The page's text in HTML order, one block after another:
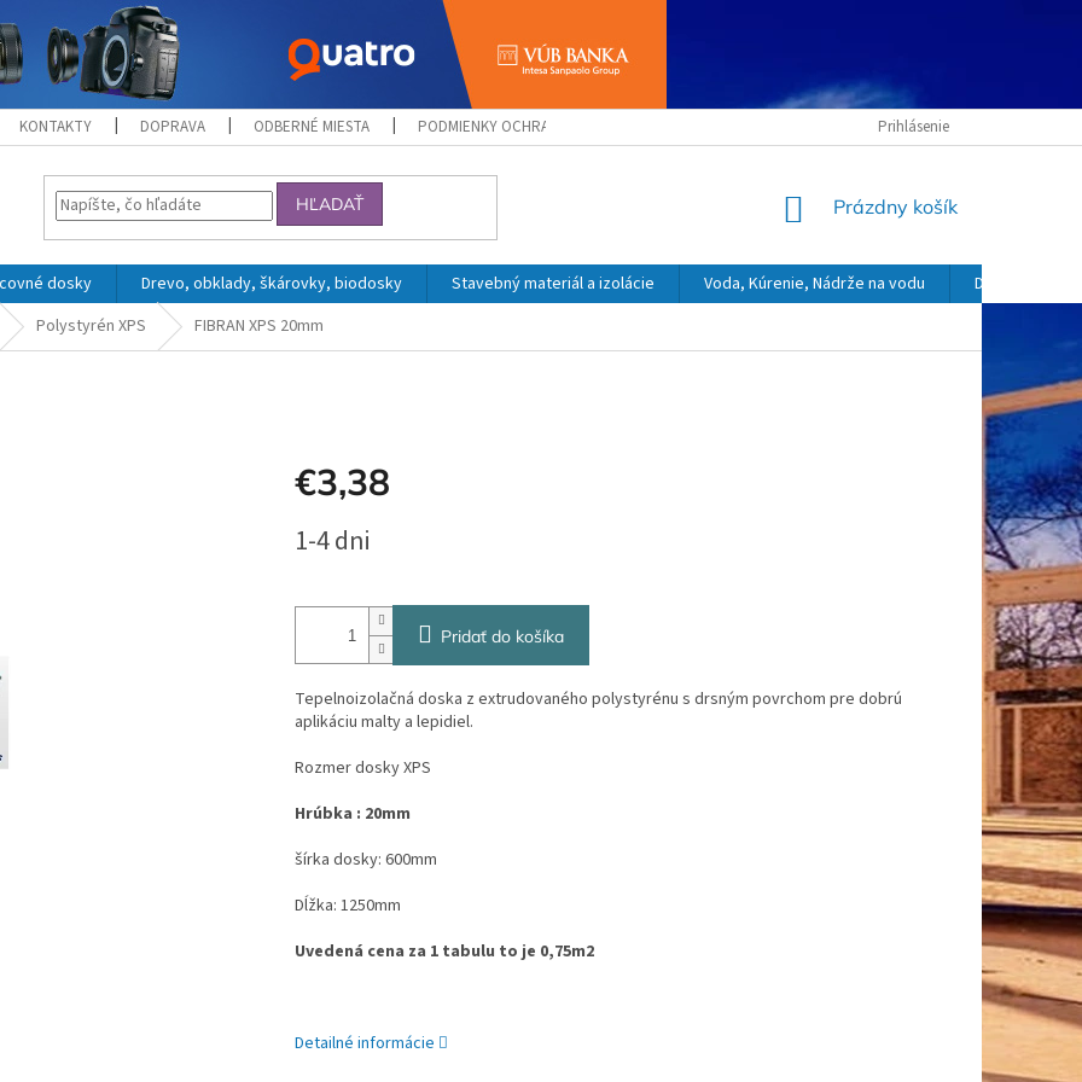
KONTAKTY DOPRAVA ODBERNÉ MIESTA PODMIENKY OCHRANY OSOBNÝCH ÚDAJOV OBCHODNÉ PODMIENKYPrihlásenie
HĽADAŤ
NÁKUPNÝ
Prázdny košík
dosky Drevo, obklady, škárovky, biodosky Stavebný materiál a izolácie Voda, Kúrenie, Nádrže na vodu
Dekoračný a
Polystyrén XPS FIBRAN XPS 20mm
€3,38
cena:
1-4 dni
Pridať do košíka
Tepelnoizolačná doska z extrudovaného polystyrénu s drsným povrchom pre dobrú
aplikáciu malty a lepidiel.
Rozmer dosky XPS
Hrúbka : 20mm
šírka dosky: 600mm
Dĺžka: 1250mm
Uvedená cena za 1 tabulu to je 0,75m2
Detailné informácie